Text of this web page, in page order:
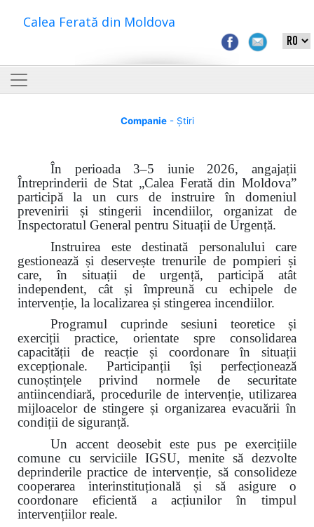
Calea Ferată din Moldova
Companie- Știri
În perioada 3–5 iunie 2026, angajații
Întreprinderii de Stat „Calea Ferată din Moldova”
participă la un curs de instruire în domeniul
prevenirii și stingerii incendiilor, organizat de
Inspectoratul General pentru Situații de Urgență.
Instruirea este destinată personalului care
gestionează și deservește trenurile de pompieri și
care, în situații de urgență, participă atât
independent, cât și împreună cu echipele de
intervenție, la localizarea și stingerea incendiilor.
Programul cuprinde sesiuni teoretice și
exerciții practice, orientate spre consolidarea
capacității de reacție și coordonare în situații
excepționale. Participanții își perfecționează
cunoștințele privind normele de securitate
antiincendiară, procedurile de intervenție, utilizarea
mijloacelor de stingere și organizarea evacuării în
condiții de siguranță.
Un accent deosebit este pus pe exercițiile
comune cu serviciile IGSU, menite să dezvolte
deprinderile practice de intervenție, să consolideze
cooperarea interinstituțională și să asigure o
coordonare eficientă a acțiunilor în timpul
intervențiilor reale.